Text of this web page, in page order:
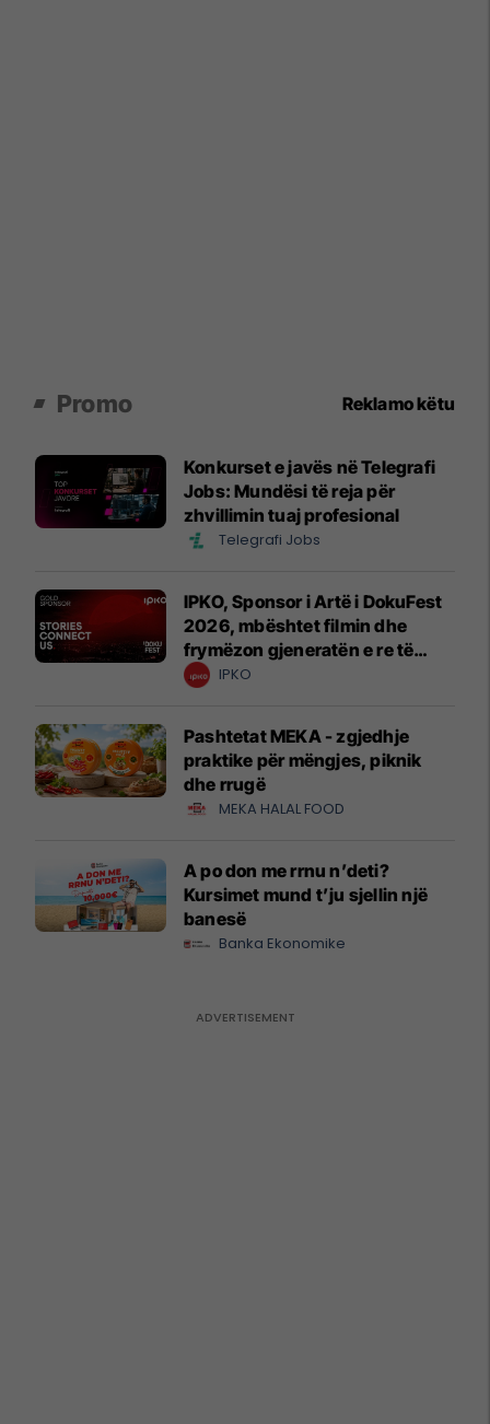
Promo Reklamo këtu
Konkurset e javës në Telegrafi
Jobs: Mundësi të reja për
zhvillimin tuaj profesional
Telegrafi Jobs
IPKO, Sponsor i Artë i DokuFest
2026, mbështet filmin dhe
frymëzon gjeneratën e re të
krijuesve
IPKO
Pashtetat MEKA - zgjedhje
praktike për mëngjes, piknik
dhe rrugë
MEKA HALAL FOOD
A po don me rrnu n’deti?
Kursimet mund t’ju sjellin një
banesë
Banka Ekonomike